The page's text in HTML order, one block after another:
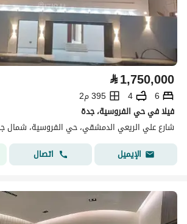
⃁1,750,000
6
4
395 م2
فيلا في حي الفروسية، جدة
شارع علي الريعي الدمشقي، حي الفروسية، شمال
الإيميل
اتصال